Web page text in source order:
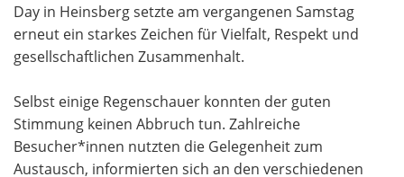
Day in Heinsberg setzte am vergangenen Samstag
erneut ein starkes Zeichen für Vielfalt, Respekt und
gesellschaftlichen Zusammenhalt.
Selbst einige Regenschauer konnten der guten
Stimmung keinen Abbruch tun. Zahlreiche
Besucher*innen nutzten die Gelegenheit zum
Austausch, informierten sich an den verschiedenen